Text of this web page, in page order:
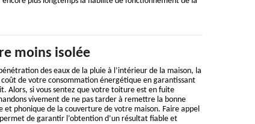
moins isolée
des eaux de la pluie à l’intérieur de la maison, la
de votre consommation énergétique en garantissant
Alors, si vous sentez que votre toiture est en fuite
vivement de ne pas tarder à remettre la bonne
et phonique de la couverture de votre maison. Faire appel
de garantir l’obtention d’un résultat fiable et